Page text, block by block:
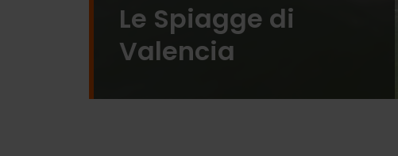
Le Spiagge di
Valencia